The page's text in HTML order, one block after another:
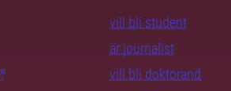
vill bli student
är journalist
vill bli doktorand